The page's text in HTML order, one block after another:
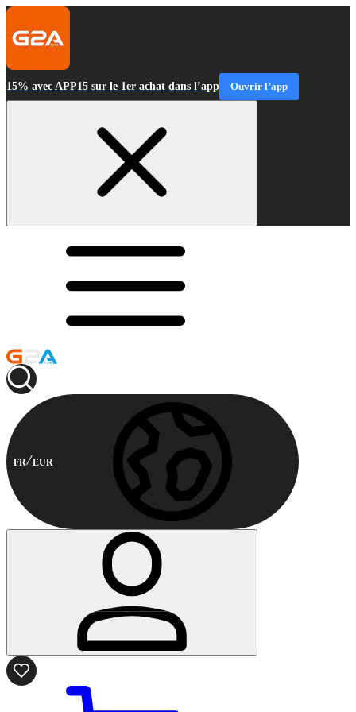
15% avec APP15 sur le 1er achat dans l’app Ouvrir l’app
FR EUR